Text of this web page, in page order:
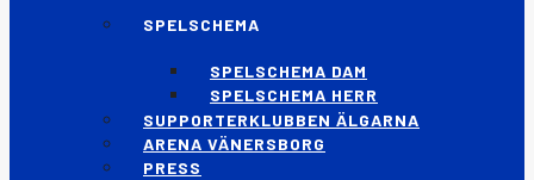
SPELSCHEMA
SPELSCHEMA DAM
SPELSCHEMA HERR
SUPPORTERKLUBBEN ÄLGARNA
ARENA VÄNERSBORG
PRESS